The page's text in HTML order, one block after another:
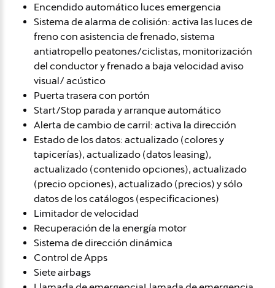
Encendido automático luces emergencia
Sistema de alarma de colisión: activa las luces de
freno con asistencia de frenado, sistema
antiatropello peatones/ciclistas, monitorización
del conductor y frenado a baja velocidad aviso
visual/ acústico
Puerta trasera con portón
Start/Stop parada y arranque automático
Alerta de cambio de carril: activa la dirección
Estado de los datos: actualizado (colores y
tapicerías), actualizado (datos leasing),
actualizado (contenido opciones), actualizado
(precio opciones), actualizado (precios) y sólo
datos de los catálogos (especificaciones)
Limitador de velocidad
Recuperación de la energía motor
Sistema de dirección dinámica
Control de Apps
Siete airbags